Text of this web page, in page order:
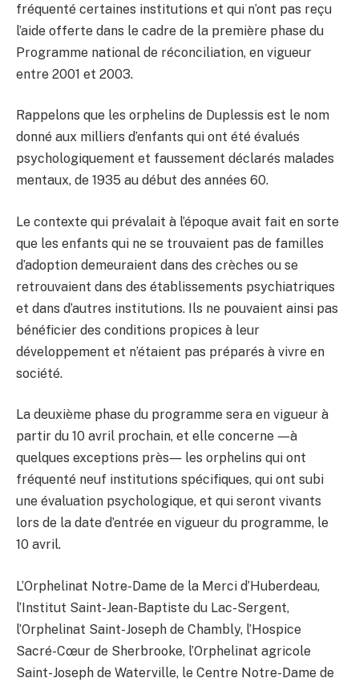
fréquenté certaines institutions et qui n’ont pas reçu
l’aide offerte dans le cadre de la première phase du
Programme national de réconciliation, en vigueur
entre 2001 et 2003.
Rappelons que les orphelins de Duplessis est le nom
donné aux milliers d’enfants qui ont été évalués
psychologiquement et faussement déclarés malades
mentaux, de 1935 au début des années 60.
Le contexte qui prévalait à l’époque avait fait en sorte
que les enfants qui ne se trouvaient pas de familles
d’adoption demeuraient dans des crèches ou se
retrouvaient dans des établissements psychiatriques
et dans d’autres institutions. Ils ne pouvaient ainsi pas
bénéficier des conditions propices à leur
développement et n’étaient pas préparés à vivre en
société.
La deuxième phase du programme sera en vigueur à
partir du 10 avril prochain, et elle concerne ―à
quelques exceptions près― les orphelins qui ont
fréquenté neuf institutions spécifiques, qui ont subi
une évaluation psychologique, et qui seront vivants
lors de la date d’entrée en vigueur du programme, le
10 avril.
L’Orphelinat Notre-Dame de la Merci d’Huberdeau,
l’Institut Saint-Jean-Baptiste du Lac-Sergent,
l’Orphelinat Saint-Joseph de Chambly, l’Hospice
Sacré-Cœur de Sherbrooke, l’Orphelinat agricole
Saint-Joseph de Waterville, le Centre Notre-Dame de